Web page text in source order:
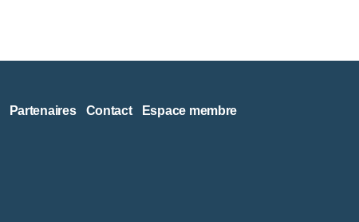
Partenaires Contact Espace membre